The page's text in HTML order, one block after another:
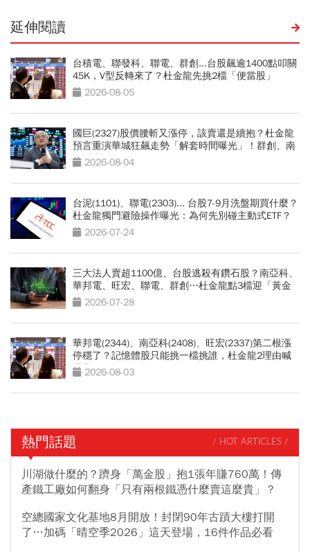
延伸閱讀
台積電、聯發科、聯電、群創...台股飆逾1400點叩關
45K，V型反轉來了？杜金龍先挑2檔「便當股」
2026-08-05
國巨(2327)股價腰斬又漲停，該賣還是續抱？杜金龍
預言重演華城狂飆走勢「解套時間曝光」！群創、南
亞科也點名
2026-08-04
台泥(1101)、聯電(2303)... 台股7-9月洗盤期買什麼？
杜金龍獨門避險操作曝光：為何先別碰主動式ETF？
2026-07-24
三大法人賣超1100億、台股逃殺有鑽石股？南亞科、
華邦電、旺宏、聯電、群創…杜金龍點3檔迎「黃金
坑」買點
2026-07-28
華邦電(2344)、南亞科(2408)、旺宏(2337)第二根漲
停穩了？記憶體股只能挑一檔挑誰，杜金龍2理由喊
選它2026-08-03
熱門話題 / HOT ARTICLES /
川湖做什麼的？躋身「萬金股」抱1張年賺760萬！傳
產鐵工廠如何翻身「只有兩根鐵憑什麼賣這麼貴」？
空總國家文化基地8月開放！封閉90年古蹟大樓打開
了…加碼「晴空季2026」這天登場，16件作品必看